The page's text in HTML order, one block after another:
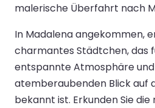
malerische Überfahrt nach
In Madalena angekommen,
charmantes Städtchen, das
entspannte Atmosphäre
atemberaubenden Blick auf
bekannt ist. Erkunden Sie